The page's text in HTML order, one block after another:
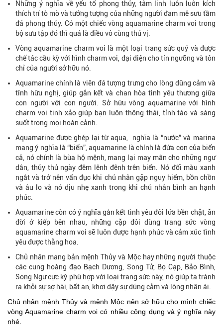
Những ý nghĩa về yếu tố phong thủy, tâm linh luôn luôn kích
thích trí tò mò và tưởng tượng của những người đam mê sưu tầm
đá phong thủy. Có một chiếc vòng aquamarine charm voi trong
bộ sưu tập đó thì quả là điều vô cùng thú vị.
Vòng aquamarine charm voi là một loại trang sức quý và được
chế tác cầu kỳ với hình charm voi, đại diện cho tín ngưỡng và tôn
chỉ của người sở hữu nó.
Aquamarine chính là viên đá tượng trưng cho lòng dũng cảm và
tĩnh hữu nghị, giúp gắn kết và chan hòa tình yêu thương giữa
con người với con người. Sở hữu vòng aquamarine với hình
charm voi tinh xảo giúp bạn luôn thông thái, tỉnh táo và sáng
suốt trong mọi hoàn cảnh.
Aquamarine được ghép lại từ aqua, nghĩa là “nước” và marina
mang ý nghĩa là “biển”, aquamarine là chính là đứa con của biển
cả, nó chính là bùa hộ mệnh, mang lại may mắn cho những ngư
dân, thủy thủ ngày đêm lênh đênh trên biển. Nó đổi màu xanh
ngắt và trở nên vẩn đục khi chủ nhân gặp nguy hiểm, bồn chồn
và âu lo và nó dịu nhẹ xanh trong khi chủ nhân bình an hạnh
phúc.
Aquamarine còn có ý nghĩa gắn kết tình yêu đôi lứa bền chặt, ăn
đời ở kiếp bên nhau, những cặp đôi dùng trang sức vòng
aquamarine charm voi sẽ luôn được hạnh phúc và cảm xúc tình
yêu được thăng hoa.
Chủ nhân mang bản mệnh Thủy và Mộc hay những người thuộc
các cung hoàng đạo Bạch Dương, Song Tử, Bọ Cạp, Bảo Bình,
Song Ngư cực kỳ phù hợp với loại trang sức này, nó giúp ta tránh
ra khỏi sự sợ hãi, bất an, khơi dậy sự dũng cảm và lòng nhân ái.
Chủ nhân mệnh Thủy và mệnh Mộc nên sở hữu cho mình chiếc
vòng Aquamarine charm voi có nhiều công dụng và ý nghĩa này
nhé.